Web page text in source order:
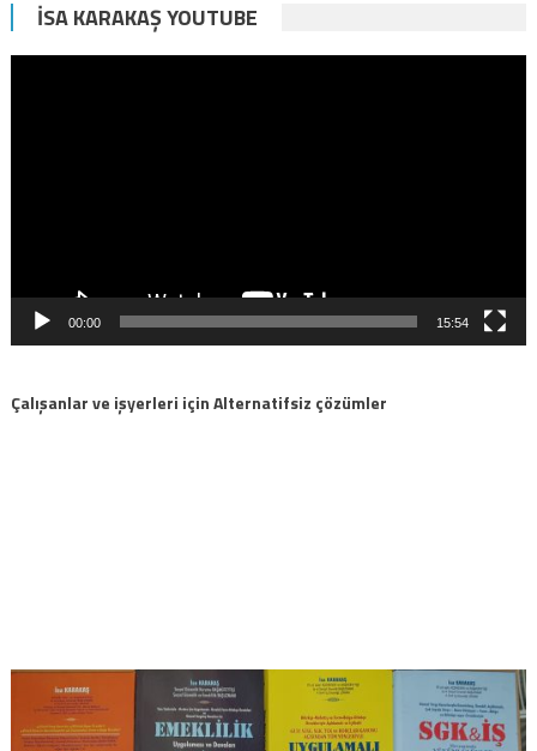
İSA KARAKAŞ YOUTUBE
00:00 15:54
Çalışanlar ve işyerleri için Alternatifsiz çözümler